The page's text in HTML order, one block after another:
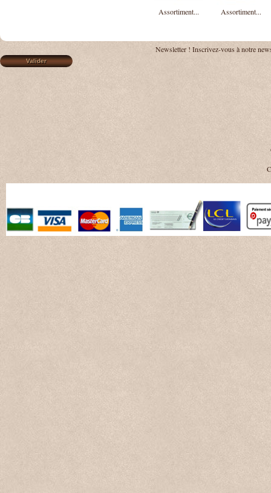
Assortiment... Assortiment...
Newsletter ! Inscrivez-vous à notre